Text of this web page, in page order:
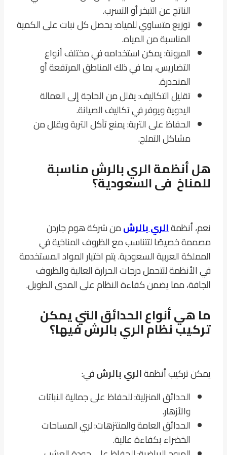
الناتج عن التبخر أو التسرب.
توزيع متساوي للمياه: يحصل كل نبات على الكمية
المناسبة من المياه.
المرونة: يمكن استخدامه في مختلف أنواع
التضاريس، بما في ذلك المناطق المرتفعة أو
المنحدرة.
تقليل التكاليف: يقلل من الحاجة إلى العمالة
اليدوية ويوفر في تكاليف الصيانة.
الحفاظ على التربة: يمنع تآكل التربة ويقلل من
مشاكل التملح.
هل أنظمة الري بالرش مناسبة
للمناخ فى السعودية؟
نعم، أنظمةالري بالرشمن شركة هوم جاردن
مصممة خصيصًا لتتناسب مع الظروف المناخية في
المملكة العربية السعودية. يتم اختيار المواد المستخدمة
في الأنظمة لتتحمل درجات الحرارة العالية والظروف
الجافة، مما يضمن كفاءة النظام على المدى الطويل.
ما هي أنواع الحدائق التي يمكن
تركيب نظام الري بالرش فيها؟
يمكن تركيب أنظمةالري بالرشفي:
الحدائق المنزلية: للحفاظ على جمالية النباتات
والأزهار.
الحدائق العامة والمنتزهات: لري المساحات
الخضراء بكفاءة عالية.